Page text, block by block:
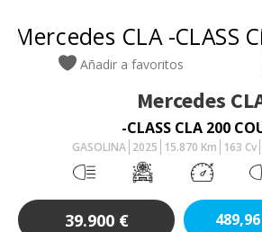
Añadir a favoritos
Mercedes
-CLASS CLA 200
GASOLINA 2025 15.870 Km 163 Cv
39.900 € 489,96